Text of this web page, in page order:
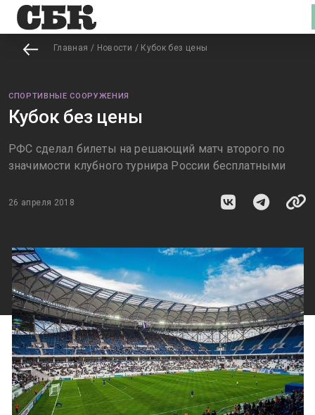
Главная / Новости / Кубок без цены
СПОРТИВНЫЕ СООРУЖЕНИЯ
Кубок без цены
РФС сделал билеты на решающий матч второго по
значимости клубного турнира России бесплатными
26 апреля 2018